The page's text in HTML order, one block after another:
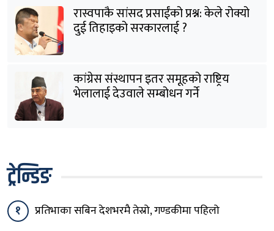
रास्वपाकै सांसद प्रसाईंको प्रश्न: केले रोक्यो
दुई तिहाइको सरकारलाई ?
कांग्रेस संस्थापन इतर समूहको राष्ट्रिय
भेलालाई देउवाले सम्बोधन गर्ने
ट्रेन्डिङ
१ प्रतिभाका सबिन देशभरमै तेस्रो, गण्डकीमा पहिलो